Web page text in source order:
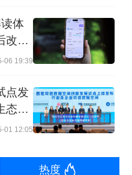
王军对第一财经
还在持续，一些
增长来看，都保
信随着各项政策的
投资等方面一些
体
改
06 19:39
点发
态加
01 12:05
热度